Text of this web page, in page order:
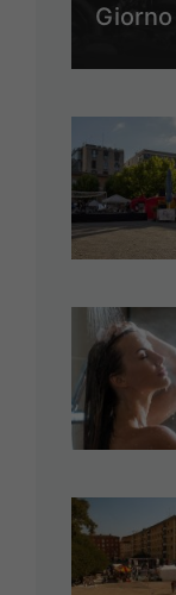
Giorno